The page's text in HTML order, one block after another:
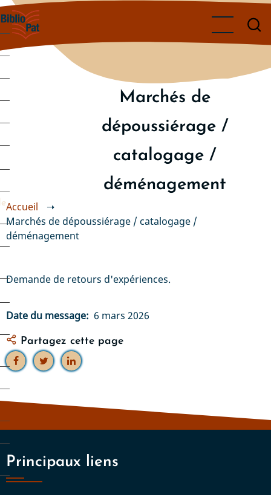
Aller
au
contenu
principal
Marchés de
dépoussiérage /
catalogage /
déménagement
Accueil
➝
Marchés de dépoussiérage / catalogage /
déménagement
Demande de retours d'expériences.
Date du message 6 mars 2026
Partagez cette page
Principaux liens